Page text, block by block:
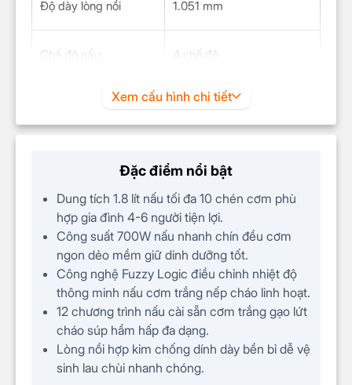
Độ dày lòng nồi 1.051 mm
Chế độ nấu: 4 chế độ
Chương trình nấu
Cơm niêu, Giữ ấm, Hấp,
Muỗng lấy cơm
Xem cấu hình chi tiết
Đặc điểm nổi bật
Dung tích 1.8 lít nấu tối đa 10 chén cơm phù
hợp gia đình 4-6 người tiện lợi.
Công suất 700W nấu nhanh chín đều cơm
ngon dẻo mềm giữ dinh dưỡng tốt.
Công nghệ Fuzzy Logic điều chỉnh nhiệt độ
thông minh nấu cơm trắng nếp cháo linh hoạt.
12 chương trình nấu cài sẵn cơm trắng gạo lứt
cháo súp hầm hấp đa dạng.
Lòng nồi hợp kim chống dính dày bền bỉ dễ vệ
sinh lau chùi nhanh chóng.